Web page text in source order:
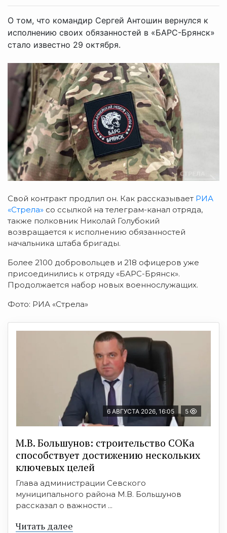
О том, что командир Сергей Антошин вернулся к
исполнению своих обязанностей в «БАРС-Брянск»
стало известно 29 октября.
Свой контракт продлил он. Как рассказывает РИА
«Стрела» со ссылкой на телеграм-канал отряда,
также полковник Николай Голубокий
возвращается к исполнению обязанностей
начальника штаба бригады.
Более 2100 добровольцев и 218 офицеров уже
присоединились к отряду «БАРС-Брянск».
Продолжается набор новых военнослужащих.
Фото: РИА «Стрела»
6 АВГУСТА 2026, 16:05 5
М.В. Большунов: строительство СОКа
способствует достижению нескольких
ключевых целей
Глава администрации Севского
муниципального района М.В. Большунов
рассказал о важности ...
Читать далее